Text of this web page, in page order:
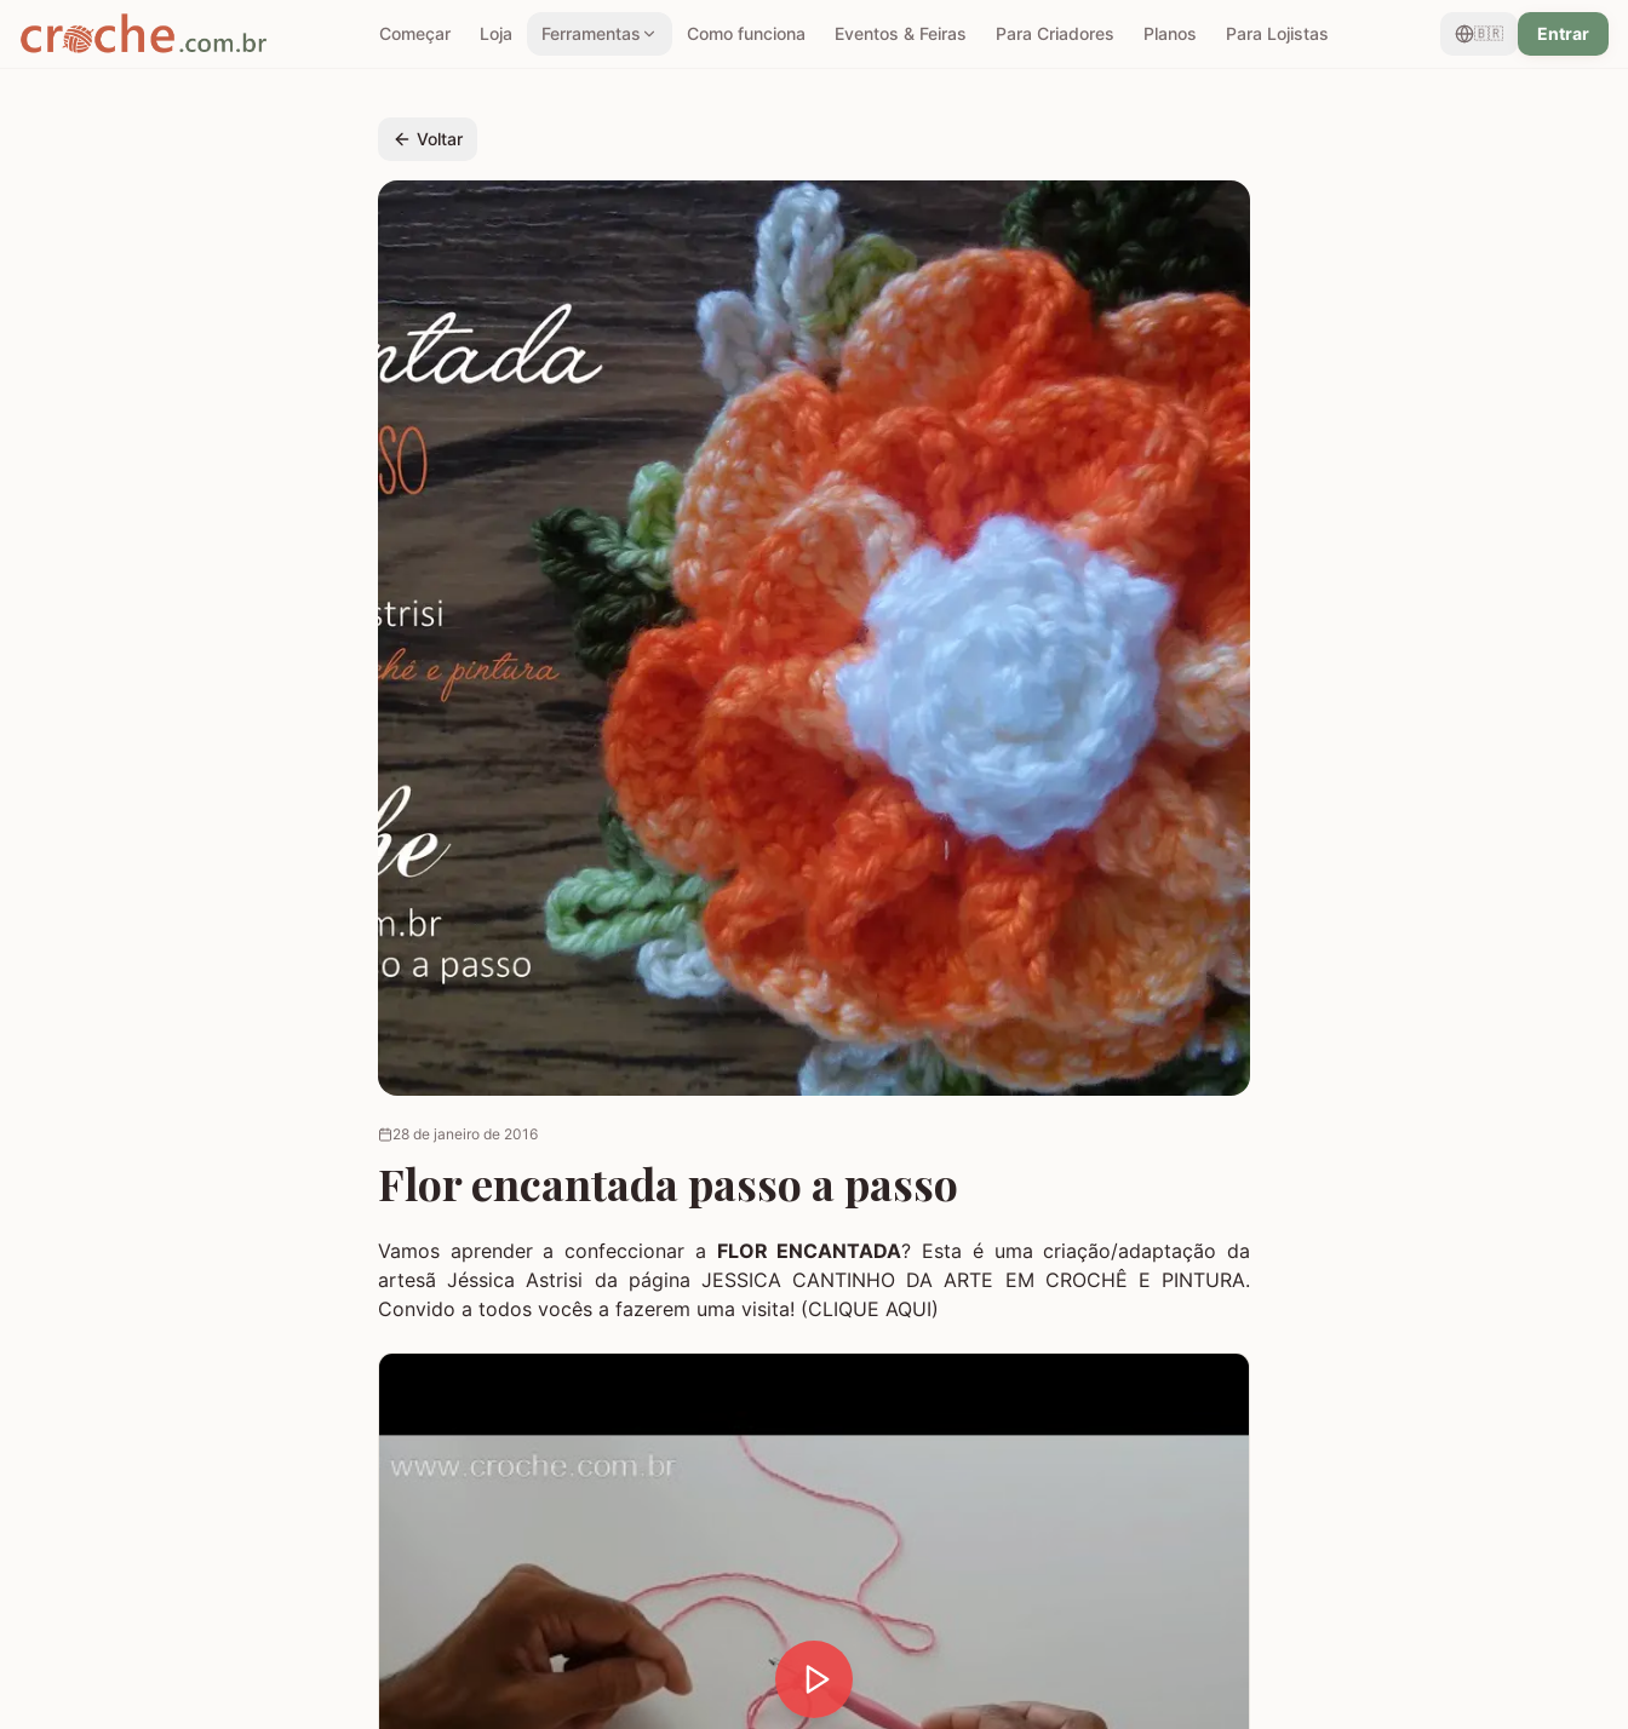
Começar Loja Ferramentas Como funciona Eventos & Feiras Para Criadores Planos Para Lojistas 🇧🇷 Entrar
Voltar
28 de janeiro de 2016
Flor encantada passo a passo
Vamos aprender a confeccionar a FLOR ENCANTADA? Esta é uma criação/adaptação da
artesã Jéssica Astrisi da página JESSICA CANTINHO DA ARTE EM CROCHÊ E PINTURA.
Convido a todos vocês a fazerem uma visita! (CLIQUE AQUI)